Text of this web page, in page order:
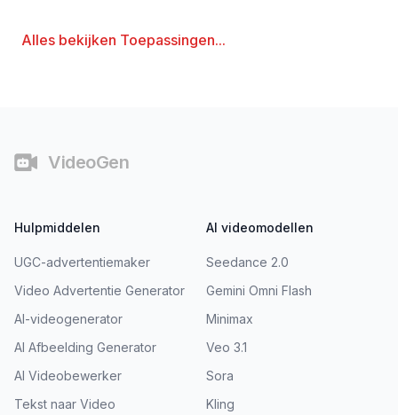
Alles bekijken Toepassingen...
VideoGen
Hulpmiddelen
UGC-advertentiemaker
Video Advertentie Generator
AI-videogenerator
AI Afbeelding Generator
AI Videobewerker
Tekst naar Video
AI videomodellen
Seedance 2.0
Gemini Omni Flash
Minimax
Veo 3.1
Sora
Kling